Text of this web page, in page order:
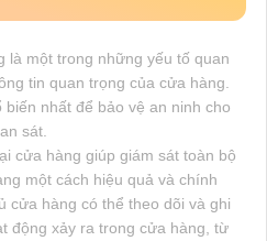
là một trong những yếu tố quan
tin quan trọng của cửa hàng.
nhất để bảo vệ an ninh cho
sát.
cửa hàng giúp giám sát toàn bộ
một cách hiệu quả và chính
cửa hàng có thể theo dõi và ghi
động xảy ra trong cửa hàng, từ